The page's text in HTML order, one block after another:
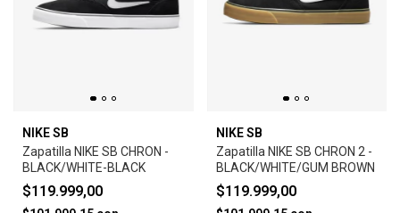
NIKE SB
Zapatilla NIKE SB CHRON -
BLACK/WHITE-BLACK
$119.999,00
NIKE SB
Zapatilla NIKE SB CHRON 2 -
BLACK/WHITE/GUM BROWN
$119.999,00